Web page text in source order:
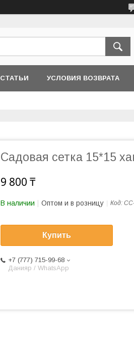
СТАТЬИ УСЛОВИЯ ВОЗВРАТА
Садовая сетка 15*15
9 800 ₸
В наличии Оптом и в розницу Код:
Купить
+7 (777) 715-99-68
Данияр / WhatsApp